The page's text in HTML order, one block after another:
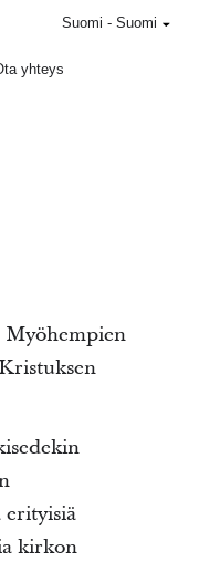
yhteys
Suomi - Suomi
Myöhempien
erityisiä
kirkon